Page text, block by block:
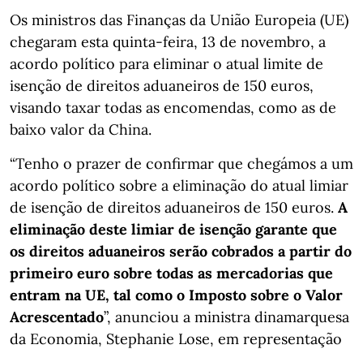
Os ministros das Finanças da União Europeia (UE)
chegaram esta quinta-feira, 13 de novembro, a
acordo político para eliminar o atual limite de
isenção de direitos aduaneiros de 150 euros,
visando taxar todas as encomendas, como as de
baixo valor da China.
“Tenho o prazer de confirmar que chegámos a um
acordo político sobre a eliminação do atual limiar
de isenção de direitos aduaneiros de 150 euros. A
eliminação deste limiar de isenção garante que
os direitos aduaneiros serão cobrados a partir do
primeiro euro sobre todas as mercadorias que
entram na UE, tal como o Imposto sobre o Valor
Acrescentado”, anunciou a ministra dinamarquesa
da Economia, Stephanie Lose, em representação